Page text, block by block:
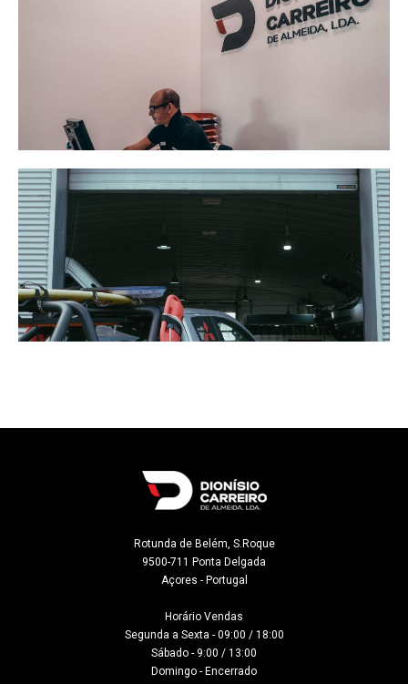
Rotunda de Belém, S.Roque
9500-711 Ponta Delgada
Açores - Portugal
Horário Vendas
Segunda a Sexta - 09:00 / 18:00
Sábado - 9:00 / 13:00
Domingo - Encerrado